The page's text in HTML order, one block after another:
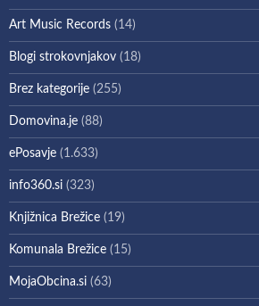
Art Music Records (14)
Blogi strokovnjakov (18)
Brez kategorije (255)
Domovina.je (88)
ePosavje (1.633)
info360.si (323)
Knjižnica Brežice (19)
Komunala Brežice (15)
MojaObcina.si (63)